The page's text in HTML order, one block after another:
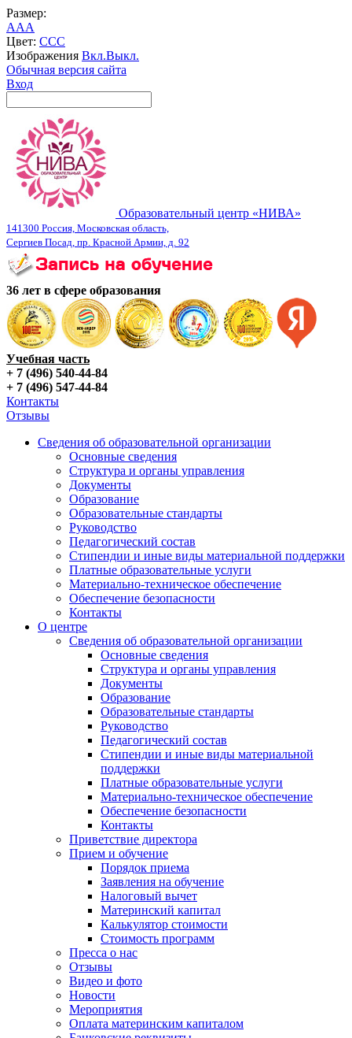
Размер:
AAA
Цвет: CCC
Изображения Вкл.Выкл.
Обычная версия сайта
Вход
Образовательный центр «НИВА»
141300 Россия, Московская область,
Сергиев Посад, пр. Красной Армии, д. 92
36 лет в сфере образования
Учебная часть
+ 7 (496) 540-44-84
+ 7 (496) 547-44-84
Контакты
Отзывы
Сведения об образовательной организации
Основные сведения
Структура и органы управления
Документы
Образование
Образовательные стандарты
Руководство
Педагогический состав
Стипендии и иные виды материальной поддержки
Платные образовательные услуги
Материально-техническое обеспечение
Обеспечение безопасности
Контакты
О центре
Сведения об образовательной организации
Основные сведения
Структура и органы управления
Документы
Образование
Образовательные стандарты
Руководство
Педагогический состав
Стипендии и иные виды материальной
поддержки
Платные образовательные услуги
Материально-техническое обеспечение
Обеспечение безопасности
Контакты
Приветствие директора
Прием и обучение
Порядок приема
Заявления на обучение
Налоговый вычет
Материнский капитал
Калькулятор стоимости
Стоимость программ
Пресса о нас
Отзывы
Видео и фото
Новости
Мероприятия
Оплата материнским капиталом